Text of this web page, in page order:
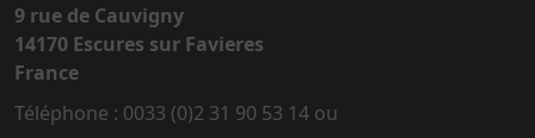
9 rue de Cauvigny
14170 Escures sur Favieres
France
Téléphone : 0033 (0)2 31 90 53 14 ou